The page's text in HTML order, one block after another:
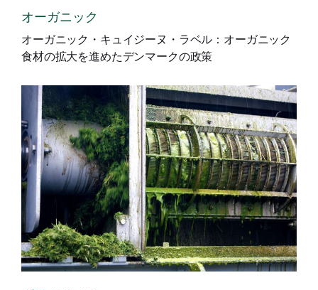
オーガニック
オーガニック・キュイジーヌ・ラベル：オーガニック
食材の拡大を進めたデンマークの政策